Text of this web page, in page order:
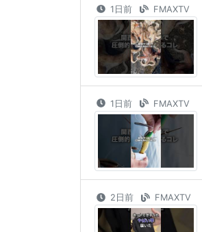
1日前 FMAXTV
1日前 FMAXTV
2日前 FMAXTV